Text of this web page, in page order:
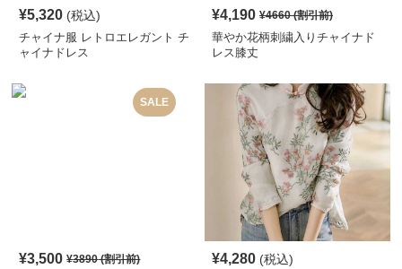
¥5,320 (税込)
チャイナ服 レトロエレガント チ
ャイナドレス
¥4,190 ¥4660(割引前)
華やか花柄刺繍入りチャイナド
レス膝丈
SALE
¥3,500 ¥3890(割引前) ¥4,280 (税込)